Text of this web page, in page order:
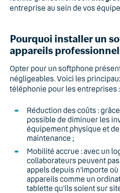
entreprise au sein de vos
Pourquoi installer un
appareils
Opter pour un softphone
négligeables. Voici les
téléphonie pour les entreprises :
Réduction des coûts :
possible de diminuer les
équipement physique et
maintenance ;
Mobilité accrue : avec un
collaborateurs peuvent
appels depuis n'importe
appareils comme un
tablette qu'ils soient sur